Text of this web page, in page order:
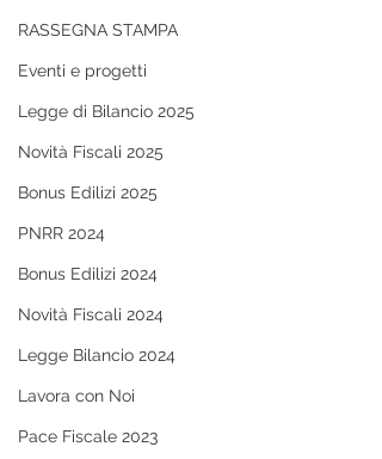
RASSEGNA STAMPA
Eventi e progetti
Legge di Bilancio 2025
Novità Fiscali 2025
Bonus Edilizi 2025
PNRR 2024
Bonus Edilizi 2024
Novità Fiscali 2024
Legge Bilancio 2024
Lavora con Noi
Pace Fiscale 2023